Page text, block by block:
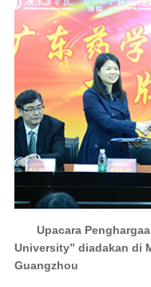
Upacara
University” diadakan di
Guangzhou